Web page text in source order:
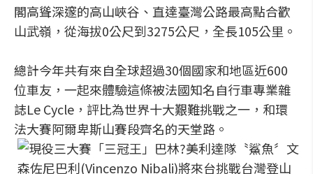
閣高聳深邃的高山峽谷、直達臺灣公路最高點合歡
山武嶺，從海拔0公尺到3275公尺，全長105公里。
總計今年共有來自全球超過30個國家和地區近600
位車友，一起來體驗這條被法國知名自行車專業雜
誌Le Cycle，評比為世界十大艱難挑戰之一，和環
法大賽阿爾卑斯山賽段齊名的天堂路。